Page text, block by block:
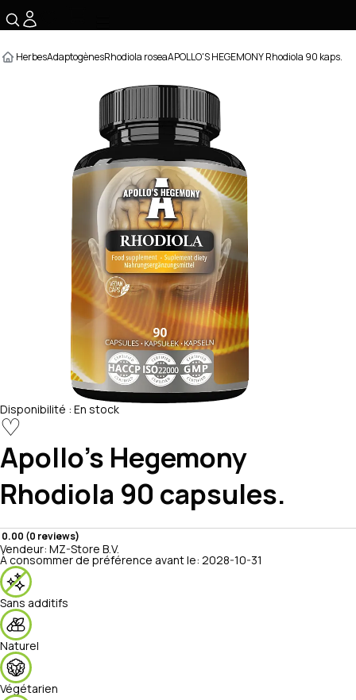
HerbesAdaptogènesRhodiola roseaAPOLLO'S HEGEMONY Rhodiola 90 kaps.
Disponibilité : En stock
♡
Apollo's Hegemony
Rhodiola 90 capsules.
0.00 (0 reviews)
Vendeur: MZ-Store B.V.
À consommer de préférence avant le: 2028-10-31
Sans additifs
Naturel
Végétarien